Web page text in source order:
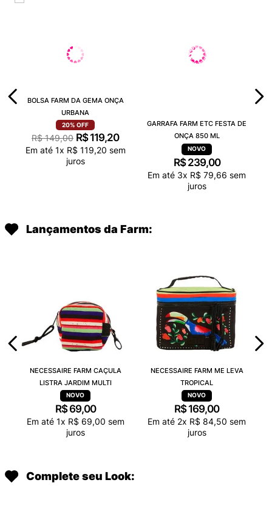
BOLSA FARM DA GEMA ONÇA
URBANA
20% OFF
R$ 149,00 R$ 119,20
Em até 1x R$ 119,20 sem
juros
GARRAFA FARM ETC FESTA DE
ONÇA 850 ML
R$ 239,00
Em até 3x R$ 79,66 sem
juros
Lançamentos da Farm:
NECESSAIRE FARM CAÇULA
LISTRA JARDIM MULTI
R$ 69,00
Em até 1x R$ 69,00 sem
juros
NECESSAIRE FARM ME LEVA
TROPICAL
R$ 169,00
Em até 2x R$ 84,50 sem
juros
Complete seu Look: